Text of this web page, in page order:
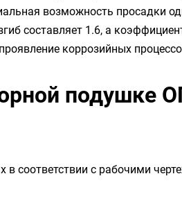
возможность просадки
составляет 1.6, а
коррозийных
подушке
в соответствии с рабочими